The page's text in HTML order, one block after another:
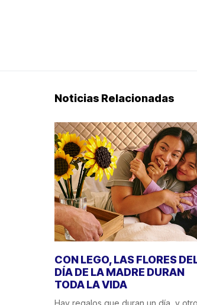
Noticias Relacionadas
CON LEGO, LAS FLORES
DÍA DE LA MADRE DURAN
TODA LA VIDA
Hay regalos que duran un día, y